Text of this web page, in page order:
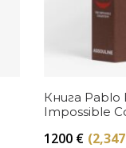
Книга Pablo
Impossible
1200 €